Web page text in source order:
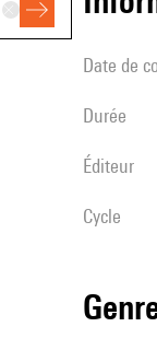
date de
durée
éditeur
Cycle